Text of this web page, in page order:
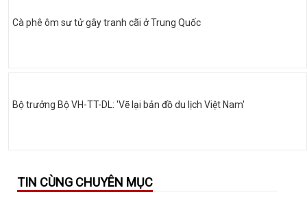
Cà phê ôm sư tử gây tranh cãi ở Trung Quốc
Bộ trưởng Bộ VH-TT-DL: 'Vẽ lại bản đồ du lịch Việt Nam'
TIN CÙNG CHUYÊN MỤC